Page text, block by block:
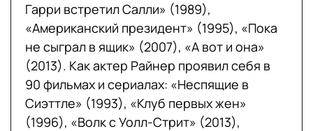
Гарри встретил Салли» (1989),
«Американский президент» (1995), «Пока
не сыграл в ящик» (2007), «А вот и она»
(2013). Как актер Райнер проявил себя в
90 фильмах и сериалах: «Неспящие в
Сиэттле» (1993), «Клуб первых жен»
(1996), «Волк с Уолл-Стрит» (2013),